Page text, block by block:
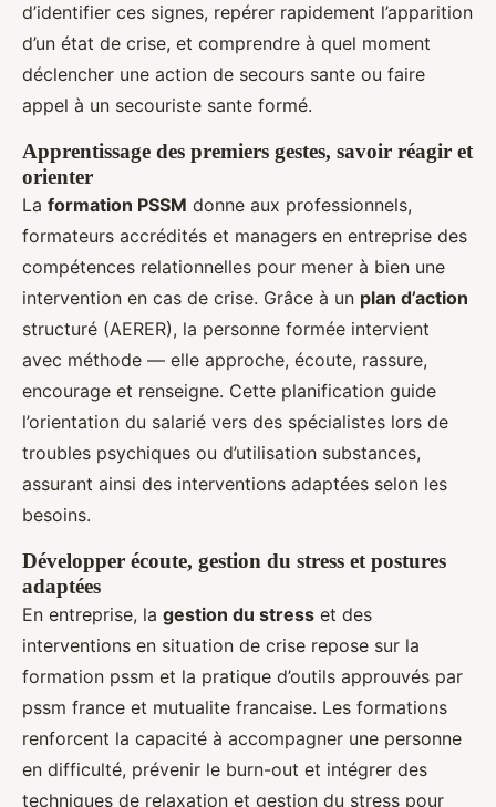
d’identifier ces signes, repérer rapidement l’apparition
d’un état de crise, et comprendre à quel moment
déclencher une action de secours sante ou faire
appel à un secouriste sante formé.
Apprentissage des premiers gestes, savoir réagir et
orienter
La formation PSSM donne aux professionnels,
formateurs accrédités et managers en entreprise des
compétences relationnelles pour mener à bien une
intervention en cas de crise. Grâce à un plan d’action
structuré (AERER), la personne formée intervient
avec méthode — elle approche, écoute, rassure,
encourage et renseigne. Cette planification guide
l’orientation du salarié vers des spécialistes lors de
troubles psychiques ou d’utilisation substances,
assurant ainsi des interventions adaptées selon les
besoins.
Développer écoute, gestion du stress et postures
adaptées
En entreprise, la gestion du stress et des
interventions en situation de crise repose sur la
formation pssm et la pratique d’outils approuvés par
pssm france et mutualite francaise. Les formations
renforcent la capacité à accompagner une personne
en difficulté, prévenir le burn-out et intégrer des
techniques de relaxation et gestion du stress pour